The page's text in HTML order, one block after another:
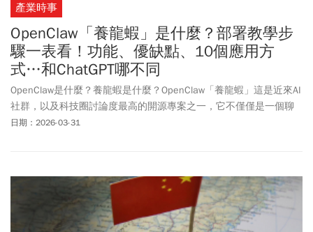
產業時事
OpenClaw「養龍蝦」是什麼？部署教學步
驟一表看！功能、優缺點、10個應用方
式…和ChatGPT哪不同
OpenClaw是什麼？養龍蝦是什麼？OpenClaw「養龍蝦」這是近來AI
社群，以及科技圈討論度最高的開源專案之一，它不僅僅是一個聊
天機器人，而被定義為AI Agent（AI代理人）。簡單來說，
日期：2026-03-31